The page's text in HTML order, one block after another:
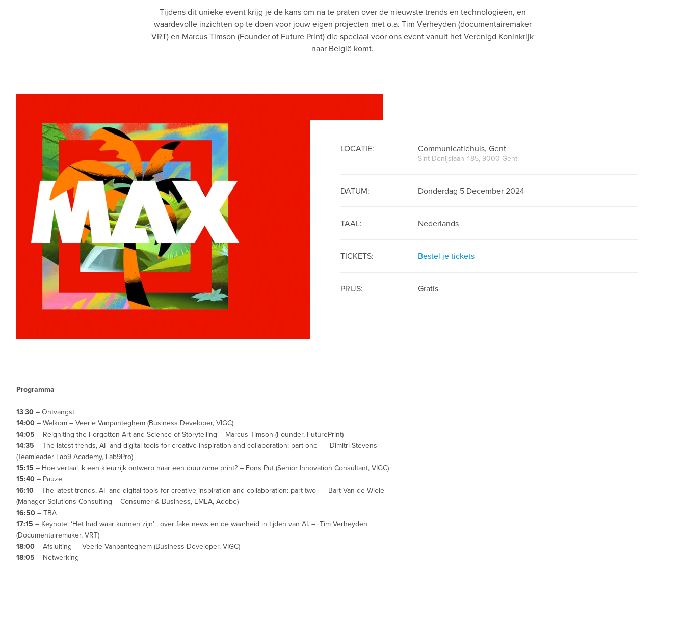
Tijdens dit unieke event krijg je de kans om na te praten over de nieuwste trends en technologieën, en
waardevolle inzichten op te doen voor jouw eigen projecten met o.a. Tim Verheyden (documentairemaker
VRT) en Marcus Timson (Founder of Future Print) die speciaal voor ons event vanuit het Verenigd Koninkrijk
naar België komt.
LOCATIE: Communicatiehuis, Gent
Sint-Denijslaan 485, 9000 Gent
DATUM: Donderdag 5 December 2024
TAAL: Nederlands
TICKETS: Bestel je tickets
PRIJS: Gratis
Programma
13:30 – Ontvangst
14:00 – Welkom – Veerle Vanpanteghem (Business Developer, VIGC)
14:05 – Reigniting the Forgotten Art and Science of Storytelling – Marcus Timson (Founder, FuturePrint)
14:35 – The latest trends, AI- and digital tools for creative inspiration and collaboration: part one – Dimitri Stevens
(Teamleader Lab9 Academy, Lab9Pro)
15:15 – Hoe vertaal ik een kleurrijk ontwerp naar een duurzame print? – Fons Put (Senior Innovation Consultant, VIGC)
15:40 – Pauze
16:10 – The latest trends, AI- and digital tools for creative inspiration and collaboration: part two – Bart Van de Wiele
(Manager Solutions Consulting – Consumer & Business, EMEA, Adobe)
16:50 – TBA
17:15 – Keynote: ‘Het had waar kunnen zijn’ : over fake news en de waarheid in tijden van AI. – Tim Verheyden
(Documentairemaker, VRT)
18:00 – Afsluiting – Veerle Vanpanteghem (Business Developer, VIGC)
18:05 – Netwerking